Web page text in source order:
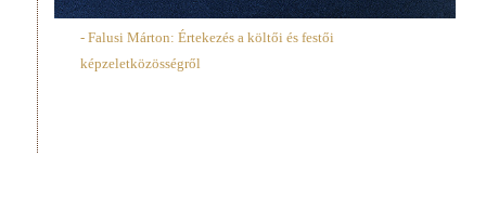
- Falusi Márton: Értekezés a költői és festői
képzeletközösségről